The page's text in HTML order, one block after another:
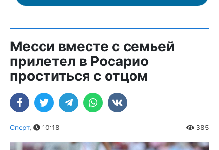
Месси вместе с семьей
прилетел в Росарио
проститься с отцом
Спорт, 10:18 385